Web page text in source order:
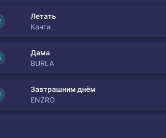
Летать
Канги
Дама
BURLA
Завтрашним днём
ENZRO